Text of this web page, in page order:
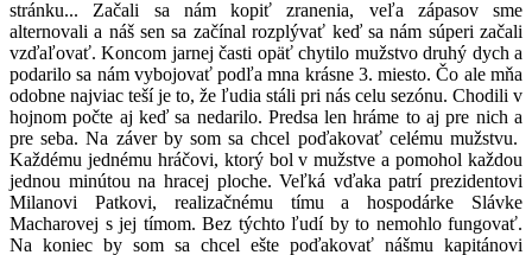
stránku... Začali sa nám kopiť zranenia, veľa zápasov sme
alternovali a náš sen sa začínal rozplývať keď sa nám súperi začali
vzďaľovať. Koncom jarnej časti opäť chytilo mužstvo druhý dych a
podarilo sa nám vybojovať podľa mna krásne 3. miesto. Čo ale mňa
odobne najviac teší je to, že ľudia stáli pri nás celu sezónu. Chodili v
hojnom počte aj keď sa nedarilo. Predsa len hráme to aj pre nich a
pre seba. Na záver by som sa chcel poďakovať celému mužstvu.
Každému jednému hráčovi, ktorý bol v mužstve a pomohol každou
jednou minútou na hracej ploche. Veľká vďaka patrí prezidentovi
Milanovi Patkovi, realizačnému tímu ahospodárke Slávke
Macharovej s jej tímom. Bez týchto ľudí by to nemohlo fungovať.
Na koniec by som sa chcel ešte poďakovať nášmu kapitánovi